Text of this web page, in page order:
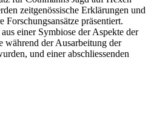
zeitgenössische Erklärungen und
Forschungsansätze präsentiert.
einer Symbiose der Aspekte der
während der Ausarbeitung der
und einer abschliessenden